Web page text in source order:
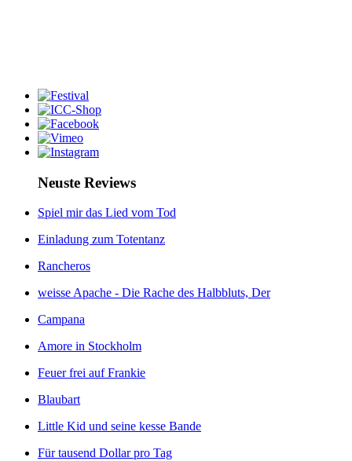
Neuste Reviews
Spiel mir das Lied vom Tod
Einladung zum Totentanz
Rancheros
weisse Apache - Die Rache des Halbbluts, Der
Campana
Amore in Stockholm
Feuer frei auf Frankie
Blaubart
Little Kid und seine kesse Bande
Für tausend Dollar pro Tag